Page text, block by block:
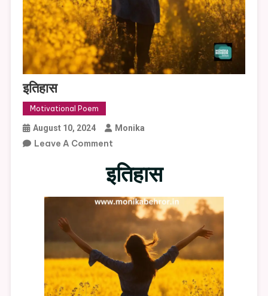
इतिहास
Motivational Poem
August 10, 2024 Monika
Leave A CommentOn
इतिहास